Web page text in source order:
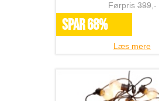
Førpris399,-
SPAR 68%
Læs mere